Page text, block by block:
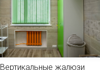
Вертикальные жалюзи